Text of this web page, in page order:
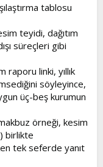
tablosu
teyidi, dağıtım
süreçleri gibi
raporu linki, yıllık
söyleyince,
üç-beş kurumun
örneği, kesim
birlikte
tek seferde yanıt